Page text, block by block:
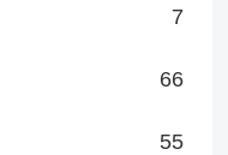
7
66
55